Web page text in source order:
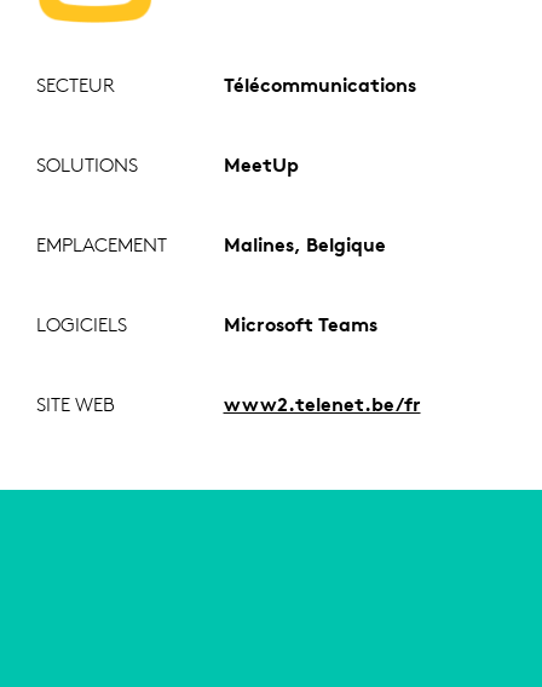
SECTEUR Télécommunications
SOLUTIONS MeetUp
EMPLACEMENT Malines, Belgique
LOGICIELS Microsoft Teams
SITE WEB www2.telenet.be/fr